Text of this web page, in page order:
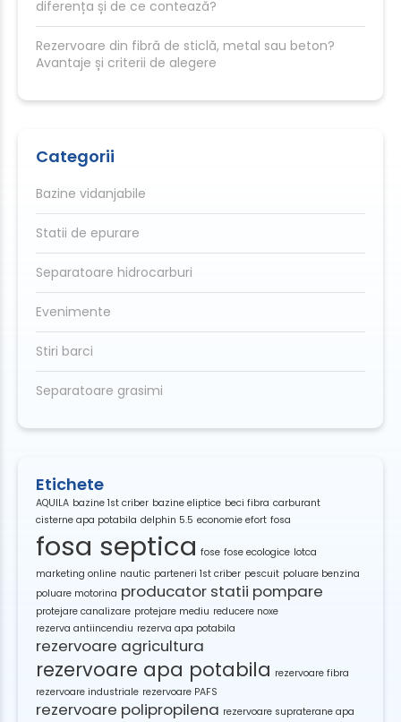
diferența și de ce contează?
Rezervoare din fibră de sticlă, metal sau beton?
Avantaje și criterii de alegere
Categorii
Bazine vidanjabile
Statii de epurare
Separatoare hidrocarburi
Evenimente
Stiri barci
Separatoare grasimi
Etichete
AQUILA bazine 1st criber bazine eliptice beci fibra carburant
cisterne apa potabila delphin 5.5 economie efort fosa
fosa septica fose fose ecologice lotca
marketing online nautic parteneri 1st criber pescuit poluare benzina
poluare motorina producator statii pompare
protejare canalizare protejare mediu reducere noxe
rezerva antiincendiu rezerva apa potabila
rezervoare agricultura
rezervoare apa potabila rezervoare fibra
rezervoare industriale rezervoare PAFS
rezervoare polipropilena rezervoare supraterane apa